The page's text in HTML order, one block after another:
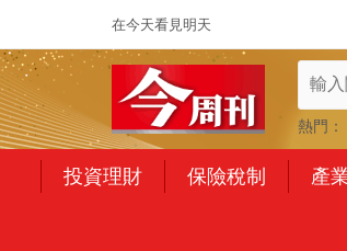
在今天看見明天
熱門：
投資理財 保險稅制 產